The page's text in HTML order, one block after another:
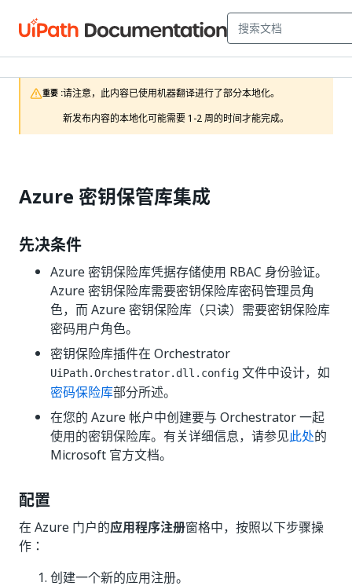
重要 :请注意，此内容已使用机器翻译进行了部分本地化。
新发布内容的本地化可能需要 1-2 周的时间才能完成。
Azure 密钥保管库集成
先决条件
Azure 密钥保险库凭据存储使用 RBAC 身份验证。
Azure 密钥保险库需要密钥保险库密码管理员角
色，而 Azure 密钥保险库（只读）需要密钥保险库
密码用户角色。
密钥保险库插件在 Orchestrator
UiPath.Orchestrator.dll.config 文件中设计，如
密码保险库部分所述。
在您的 Azure 帐户中创建要与 Orchestrator 一起
使用的密钥保险库。有关详细信息，请参见此处的
Microsoft 官方文档。
配置
在 Azure 门户的应用程序注册窗格中，按照以下步骤操
作：
创建一个新的应用注册。